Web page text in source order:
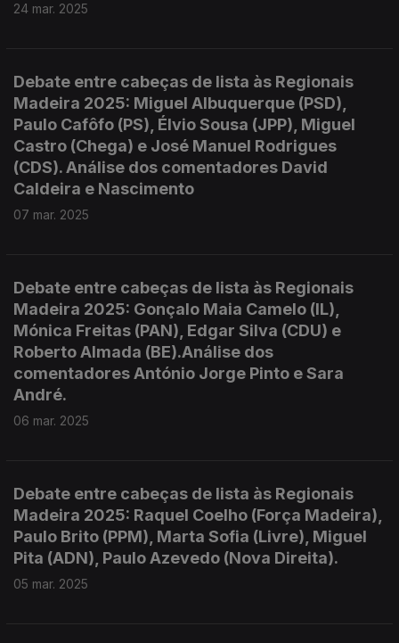
24 mar. 2025
Debate entre cabeças de lista às Regionais
Madeira 2025: Miguel Albuquerque (PSD),
Paulo Cafôfo (PS), Élvio Sousa (JPP), Miguel
Castro (Chega) e José Manuel Rodrigues
(CDS). Análise dos comentadores David
Caldeira e Nascimento
07 mar. 2025
Debate entre cabeças de lista às Regionais
Madeira 2025: Gonçalo Maia Camelo (IL),
Mónica Freitas (PAN), Edgar Silva (CDU) e
Roberto Almada (BE).Análise dos
comentadores António Jorge Pinto e Sara
André.
06 mar. 2025
Debate entre cabeças de lista às Regionais
Madeira 2025: Raquel Coelho (Força Madeira),
Paulo Brito (PPM), Marta Sofia (Livre), Miguel
Pita (ADN), Paulo Azevedo (Nova Direita).
05 mar. 2025